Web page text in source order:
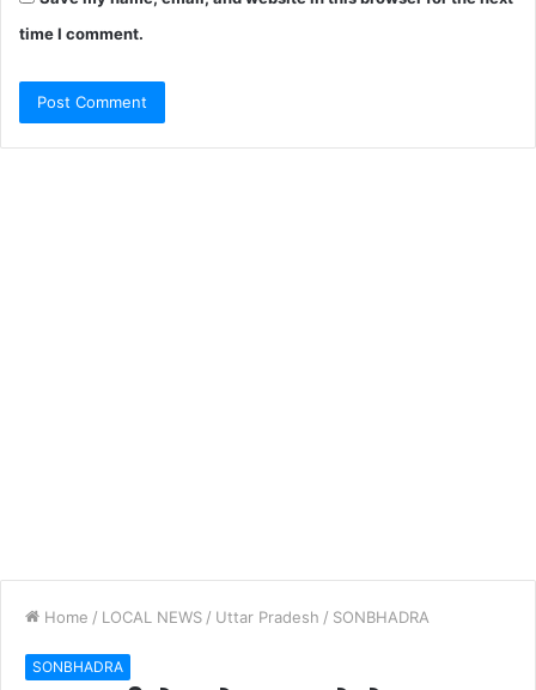
time I comment.